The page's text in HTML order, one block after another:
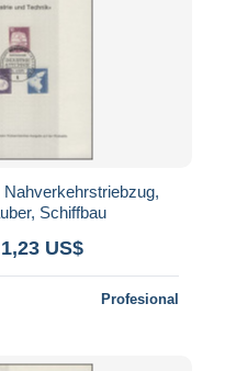
Nahverkehrstriebzug,
Schiffbau
US$
Profesional